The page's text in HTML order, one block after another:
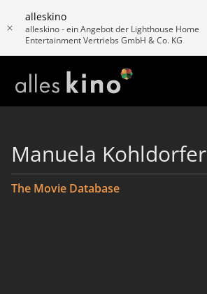
alleskino
alleskino - ein Angebot der Lighthouse Home
Entertainment Vertriebs GmbH & Co. KG
Manuela Kohldorfer
The Movie Database